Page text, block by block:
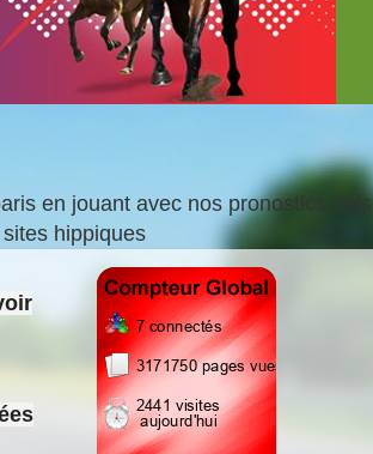
en jouant avec nos pronostics faits
hippiques